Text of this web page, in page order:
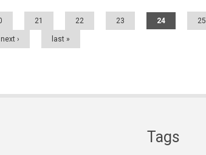
21 22 23 24 25
next › last »
Tags